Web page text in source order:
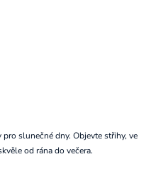
slunečné dny. Objevte střihy, ve
od rána do večera.